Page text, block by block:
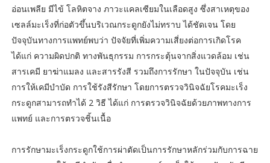
อ่อนเพลีย มีไข้ โลหิตจาง ภาวะแคลเซียมในเลือดสูง ซึ่งสาเหตุของ
เซลล์มะเร็งที่ก่อตัวขึ้นบริเวณกระดูกยังไม่ทราบ ได้ชัดเจน โดย
ปัจจุบันทางการแพทย์พบว่า ปัจจัยที่เพิ่มความเสี่ยงต่อการเกิดโรค
ได้แก่ ความผิดปกติ ทางพันธุกรรม การกระตุ้นจากสิ่งแวดล้อม เช่น
สารเคมี ยาฆ่าแมลง และสารรังสี รวมถึงการรักษา ในปัจจุบัน เช่น
การให้เคมีบำบัด การใช้รังสีรักษา โดยการตรวจวินิจฉัยโรคมะเร็ง
กระดูกสามารถทำได้ 2 วิธี ได้แก่ การตรวจวินิจฉัยด้วยภาพทางการ
แพทย์ และการตรวจชิ้นเนื้อ
การรักษามะเร็งกระดูกใช้การผ่าตัดเป็นการรักษาหลักร่วมกับการฉาย